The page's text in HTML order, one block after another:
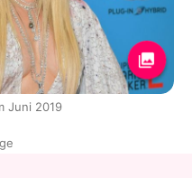
Juni 2019